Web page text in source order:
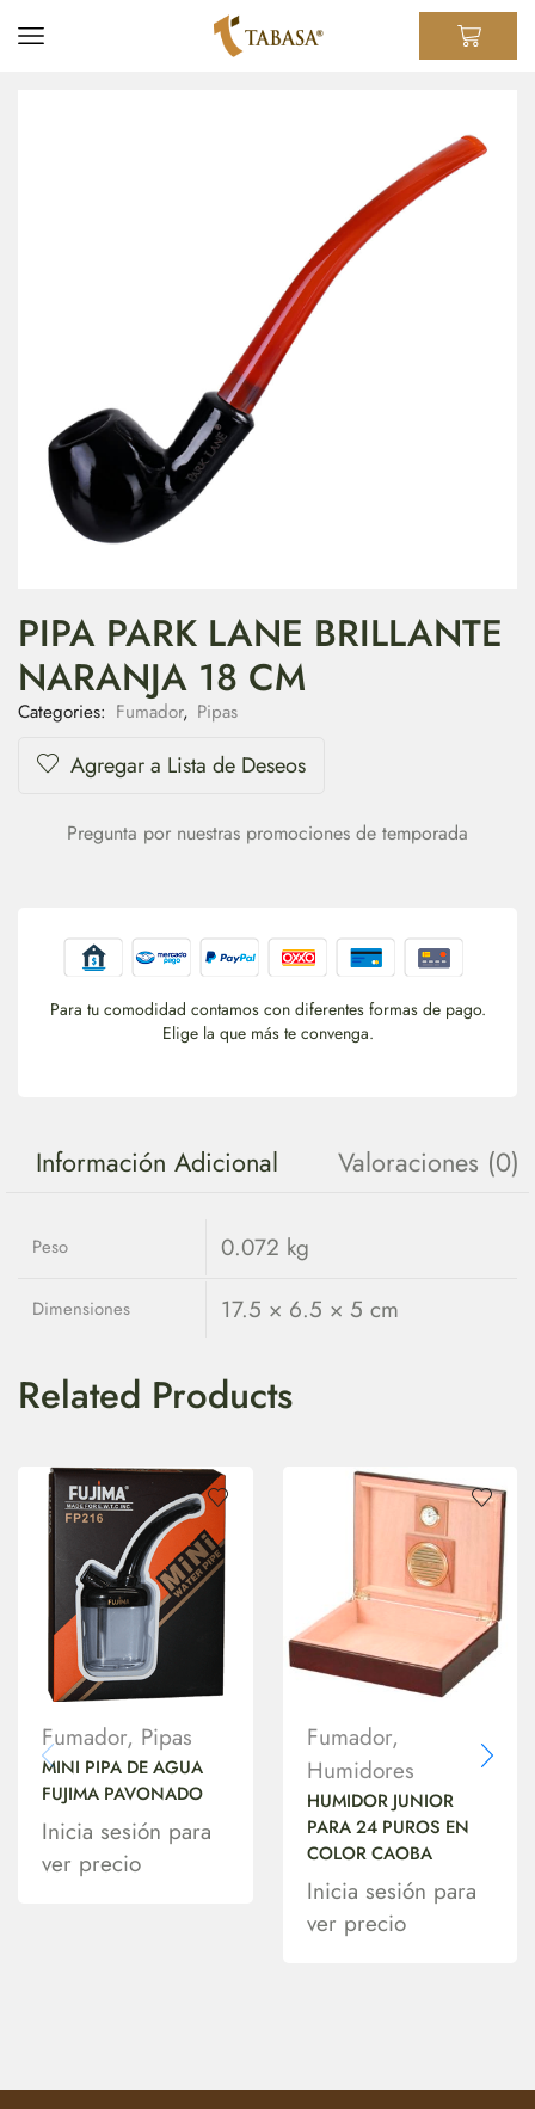
PIPA PARK LANE BRILLANTE
NARANJA 18 CM
Categories: Fumador, Pipas
Agregar a Lista de Deseos
Pregunta por nuestras promociones de temporada
Para tu comodidad contamos con diferentes formas de pago.
Elige la que más te convenga.
Información Adicional Valoraciones (0)
Peso 0.072 kg
Dimensiones 17.5 × 6.5 × 5 cm
Related Products
Fumador, Pipas
MINI PIPA DE AGUA
FUJIMA PAVONADO
Inicia sesión para
ver precio
Fumador,
Humidores
HUMIDOR JUNIOR
PARA 24 PUROS EN
COLOR CAOBA
Inicia sesión para
ver precio